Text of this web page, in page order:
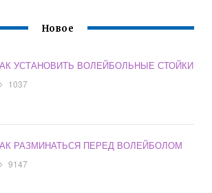
Новое
УСТАНОВИТЬ ВОЛЕЙБОЛЬНЫЕ СТОЙКИ
1037
РАЗМИНАТЬСЯ ПЕРЕД ВОЛЕЙБОЛОМ
9147